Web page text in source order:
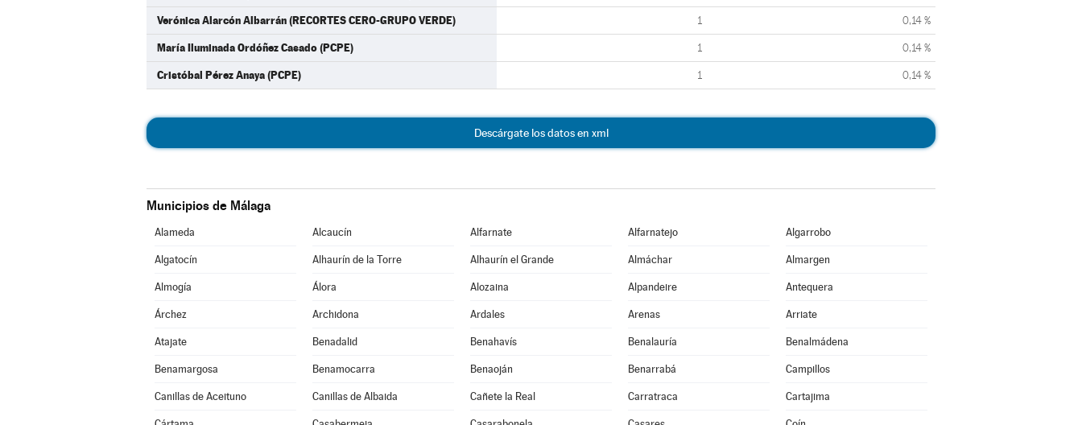
Verónica Alarcón Albarrán (RECORTES CERO-GRUPO VERDE) 1 0,14 %
María Iluminada Ordóñez Casado (PCPE) 1 0,14 %
Cristóbal Pérez Anaya (PCPE) 1 0,14 %
Descárgate los datos en xml
Municipios de Málaga
Alameda Alcaucín Alfarnate Alfarnatejo Algarrobo
Algatocín Alhaurín de la Torre Alhaurín el Grande Almáchar Almargen
Almogía Álora Alozaina Alpandeire Antequera
Árchez Archidona Ardales Arenas Arriate
Atajate Benadalid Benahavís Benalauría Benalmádena
Benamargosa Benamocarra Benaoján Benarrabá Campillos
Canillas de Aceituno Canillas de Albaida Cañete la Real Carratraca Cartajima